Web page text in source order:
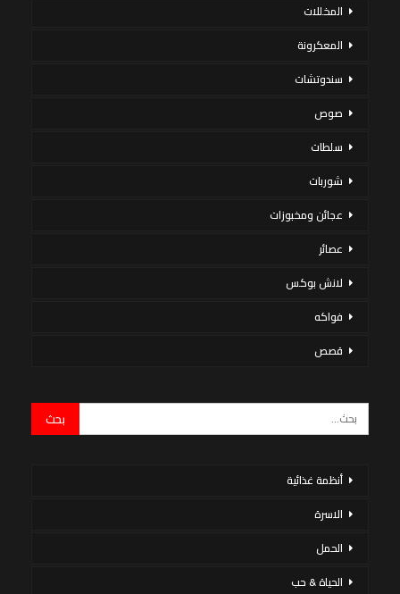
المخللات
المعكرونة
سندوتشات
صوص
سلطات
شوربات
عجائن ومخبوزات
عصائر
لانش بوكس
فواكه
قصص
أنظمة غذائية
الاسرة
الحمل
الحياة & حب